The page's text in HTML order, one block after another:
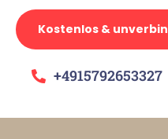
Kostenlos &
+4915792653327